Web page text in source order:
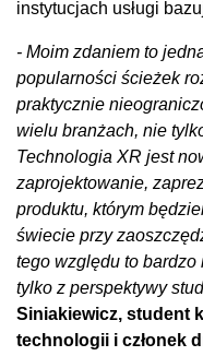
instytucjach usługi
- Moim zdaniem to
popularności ścieżek
praktycznie
wielu branżach, nie
Technologia XR jest
zaprojektowanie,
produktu, którym
świecie przy
tego względu to
tylko z perspektywy
Siniakiewicz, student
technologii i członek